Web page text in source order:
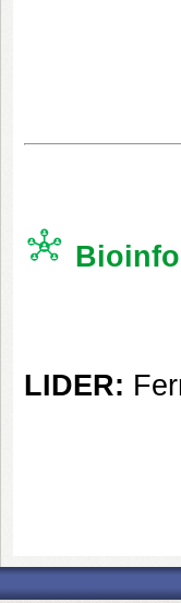
LIDER: